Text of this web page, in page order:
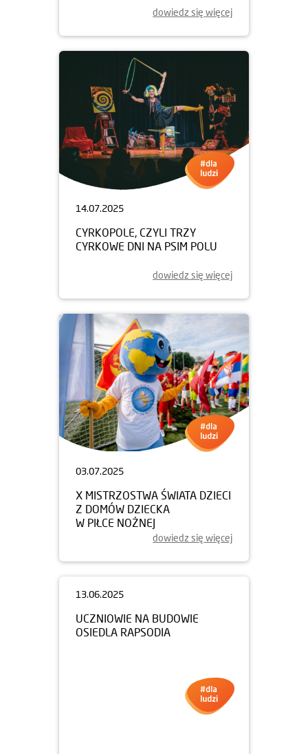
dowiedz się więcej
14.07.2025
CYRKOPOLE, CZYLI TRZY
CYRKOWE DNI NA PSIM POLU
dowiedz się więcej
03.07.2025
X MISTRZOSTWA ŚWIATA DZIECI
Z DOMÓW DZIECKA
W PIŁCE NOŻNEJ
dowiedz się więcej